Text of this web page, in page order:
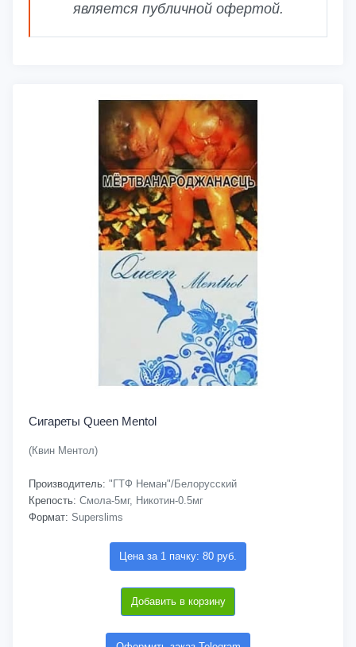
является публичной офертой.
Сигареты Queen Mentol
(Квин Ментол)
Производитель: "ГТФ Неман"/Белорусский
Крепость: Смола-5мг, Никотин-0.5мг
Формат: Superslims
Цена за 1 пачку: 80 руб.
Добавить в корзину